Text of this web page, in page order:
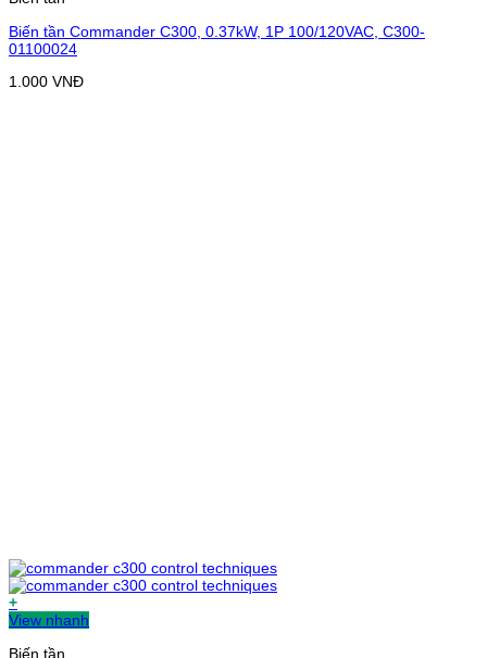
Biến tần Commander C300, 0.37kW, 1P 100/120VAC, C300-
01100024
1.000 VNĐ
+
View nhanh
Biến tần